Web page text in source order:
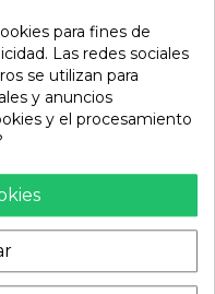
de garbanzo
1kg
€
para fines de
Las redes sociales
se utilizan para
y anuncios
y el procesamiento